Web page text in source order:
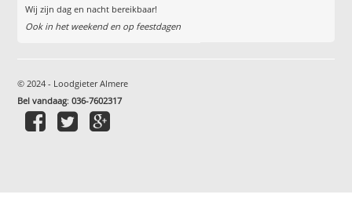
Wij zijn dag en nacht bereikbaar!
Ook in het weekend en op feestdagen
© 2024 - Loodgieter Almere
Bel vandaag:036-7602317